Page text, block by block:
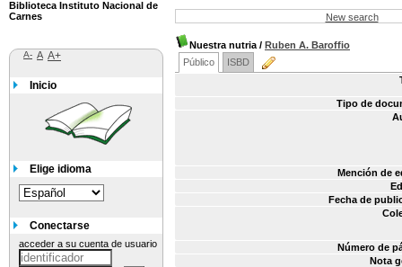
New search
Nuestra nutria / Ruben A. Baroffio
Público
ISBD
Tipo de
Mención de
Fecha de
Número de
Nota
Biblioteca Instituto Nacional de
Carnes
A- A A+
Inicio
Elige idioma
Conectarse
acceder a su cuenta de usuario